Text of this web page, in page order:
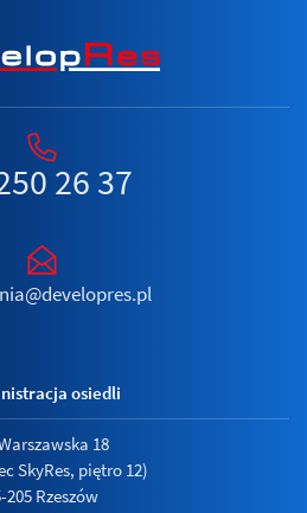
26 37
osiedli
18
SkyRes, piętro 12)
205 Rzeszów